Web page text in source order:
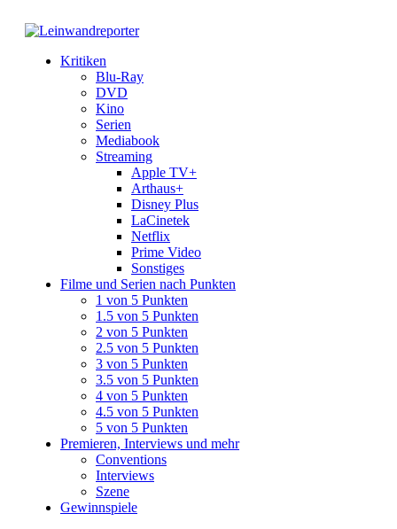
Kritiken
Blu-Ray
DVD
Kino
Serien
Mediabook
Streaming
Apple TV+
Arthaus+
Disney Plus
LaCinetek
Netflix
Prime Video
Sonstiges
Filme und Serien nach Punkten
1 von 5 Punkten
1.5 von 5 Punkten
2 von 5 Punkten
2.5 von 5 Punkten
3 von 5 Punkten
3.5 von 5 Punkten
4 von 5 Punkten
4.5 von 5 Punkten
5 von 5 Punkten
Premieren, Interviews und mehr
Conventions
Interviews
Szene
Gewinnspiele